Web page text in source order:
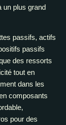
un plus grand
passifs, actifs
passifs
des ressorts
tout en
dans les
composants
pour des